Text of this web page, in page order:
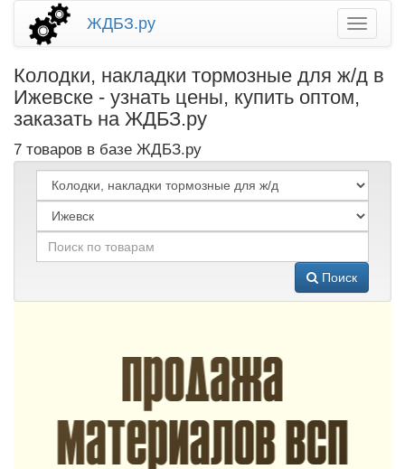
ЖДБЗ.ру
Колодки, накладки тормозные для ж/д в
Ижевске - узнать цены, купить оптом,
заказать на ЖДБЗ.ру
7 товаров в базе ЖДБЗ.ру
Поиск